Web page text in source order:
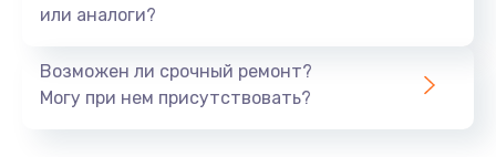
Замена конденсатора
Заказать
или аналоги?
Возможен ли срочный ремонт?
Могу при нем присутствовать?